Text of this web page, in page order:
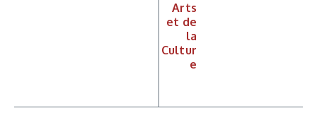
Arts
et de
la
Cultur
e